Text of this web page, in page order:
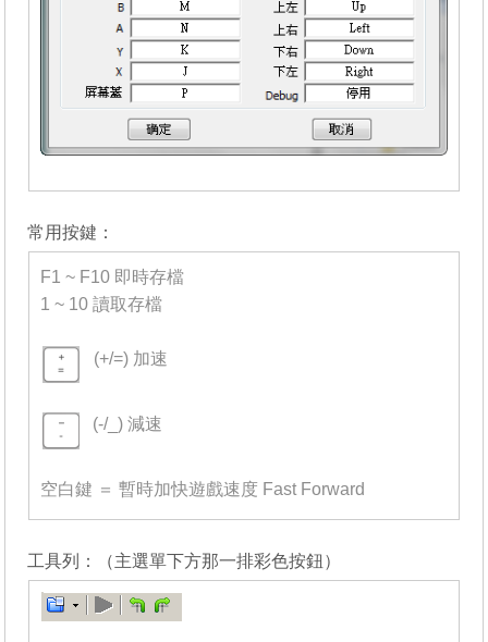
常用按鍵：
F1 ~ F10 即時存檔
1 ~ 10 讀取存檔
(+/=) 加速
(-/_) 減速
空白鍵 ＝ 暫時加快遊戲速度 Fast Forward
工具列：（主選單下方那一排彩色按鈕）